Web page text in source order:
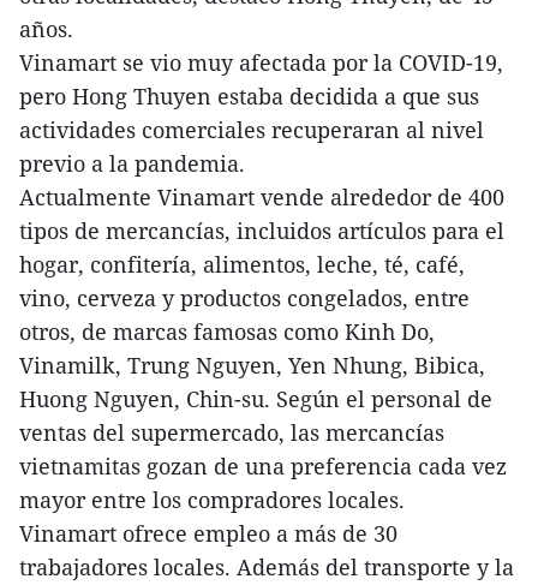
años.
Vinamart se vio muy afectada por la COVID-19,
pero Hong Thuyen estaba decidida a que sus
actividades comerciales recuperaran al nivel
previo a la pandemia.
Actualmente Vinamart vende alrededor de 400
tipos de mercancías, incluidos artículos para el
hogar, confitería, alimentos, leche, té, café,
vino, cerveza y productos congelados, entre
otros, de marcas famosas como Kinh Do,
Vinamilk, Trung Nguyen, Yen Nhung, Bibica,
Huong Nguyen, Chin-su. Según el personal de
ventas del supermercado, las mercancías
vietnamitas gozan de una preferencia cada vez
mayor entre los compradores locales.
Vinamart ofrece empleo a más de 30
trabajadores locales. Además del transporte y la